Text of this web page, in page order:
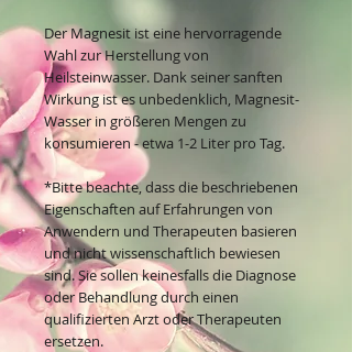
Der Magnesit ist eine hervorragende
Wahl zur Herstellung von
Heilsteinwasser. Dank seiner sanften
Wirkung ist es unbedenklich, Magnesit-
Wasser in größeren Mengen zu
konsumieren - etwa 1-2 Liter pro Tag.
*Bitte beachte, dass die beschriebenen
Eigenschaften auf Erfahrungen von
Anwendern und Therapeuten basieren
und nicht wissenschaftlich bewiesen
sind. Sie sollen keinesfalls die Diagnose
oder Behandlung durch einen
qualifizierten Arzt oder Therapeuten
ersetzen.